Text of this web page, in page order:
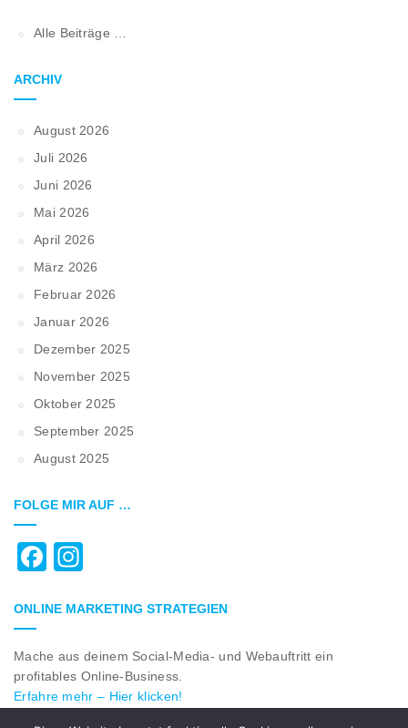
Alle Beiträge …
ARCHIV
August 2026
Juli 2026
Juni 2026
Mai 2026
April 2026
März 2026
Februar 2026
Januar 2026
Dezember 2025
November 2025
Oktober 2025
September 2025
August 2025
FOLGE MIR AUF …
Facebook
ONLINE MARKETING STRATEGIEN
Mache aus deinem Social-Media- und Webauftritt ein
profitables Online-Business.
Erfahre mehr – Hier klicken!